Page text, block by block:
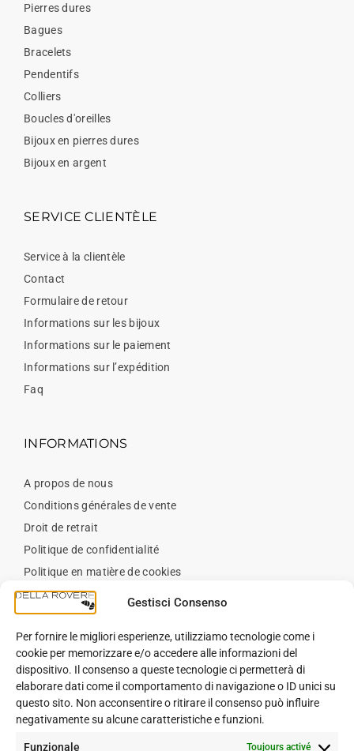
Gestisci Consenso
Per fornire le migliori esperienze, utilizziamo tecnologie come i
cookie per memorizzare e/o accedere alle informazioni del
dispositivo. Il consenso a queste tecnologie ci permetterà di
elaborare dati come il comportamento di navigazione o ID unici su
questo sito. Non acconsentire o ritirare il consenso può influire
negativamente su alcune caratteristiche e funzioni.
Funzionale Toujours activé
Pierres dures
Bagues
Bracelets
Pendentifs
Colliers
Boucles d'oreilles
Bijoux en pierres dures
Bijoux en argent
SERVICE CLIENTÈLE
Service à la clientèle
Contact
Formulaire de retour
Informations sur les bijoux
Informations sur le paiement
Informations sur l’expédition
Faq
INFORMATIONS
A propos de nous
Conditions générales de vente
Droit de retrait
Politique de confidentialité
Politique en matière de cookies
Contact
BLOG
Blog